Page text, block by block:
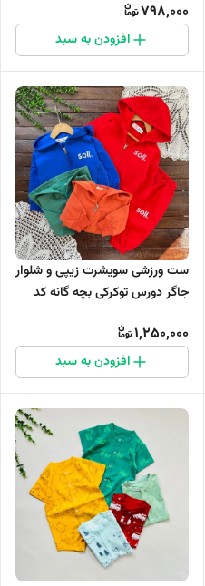
798,000
افزودن به سبد
ست ورزشی سویشرت زیپی و شلوار
جاگر دورس توکرکی بچه گانه کد
1,250,000
افزودن به سبد